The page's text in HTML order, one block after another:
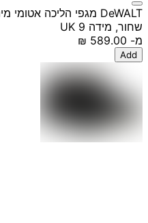
שחור, מידה UK 9
מ-
Add